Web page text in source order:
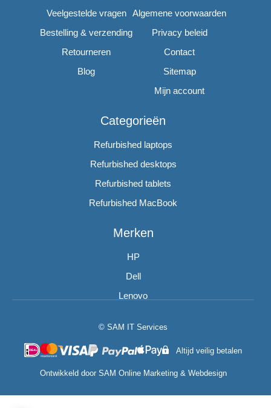
Veelgestelde vragen
Bestelling & verzending
Retourneren
Blog
Algemene voorwaarden
Privacy beleid
Contact
Sitemap
Mijn account
Categorieën
Refurbished laptops
Refurbished desktops
Refurbished tablets
Refurbished MacBook
Merken
HP
Dell
Lenovo
© SAM IT Services
Altijd veilig betalen
Ontwikkeld door SAM Online Marketing& Webdesign